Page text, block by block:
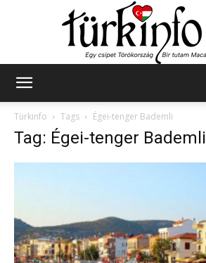
Türkinfo
Tags Égei-tenger Bademli
Tag: Égei-tenger Bademli